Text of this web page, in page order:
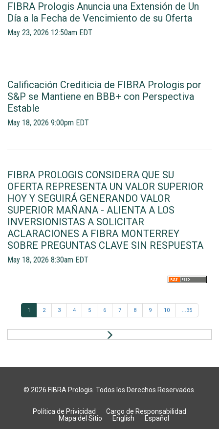
FIBRA Prologis Anuncia una Extensión de Un
Día a la Fecha de Vencimiento de su Oferta
May 23, 2026 12:50am EDT
Calificación Crediticia de FIBRA Prologis por
S&P se Mantiene en BBB+ con Perspectiva
Estable
May 18, 2026 9:00pm EDT
FIBRA PROLOGIS CONSIDERA QUE SU
OFERTA REPRESENTA UN VALOR SUPERIOR
HOY Y SEGUIRÁ GENERANDO VALOR
SUPERIOR MAÑANA - ALIENTA A LOS
INVERSIONISTAS A SOLICITAR
ACLARACIONES A FIBRA MONTERREY
SOBRE PREGUNTAS CLAVE SIN RESPUESTA
May 18, 2026 8:30am EDT
1 2 3 4 5 6 7 8 9 10 ...35
e
© 2026 FIBRA Prologis . Todos los Derechos Reservados.
Política de Privicidad
Cargo de Responsabilidad
Mapa del Sitio
English Español